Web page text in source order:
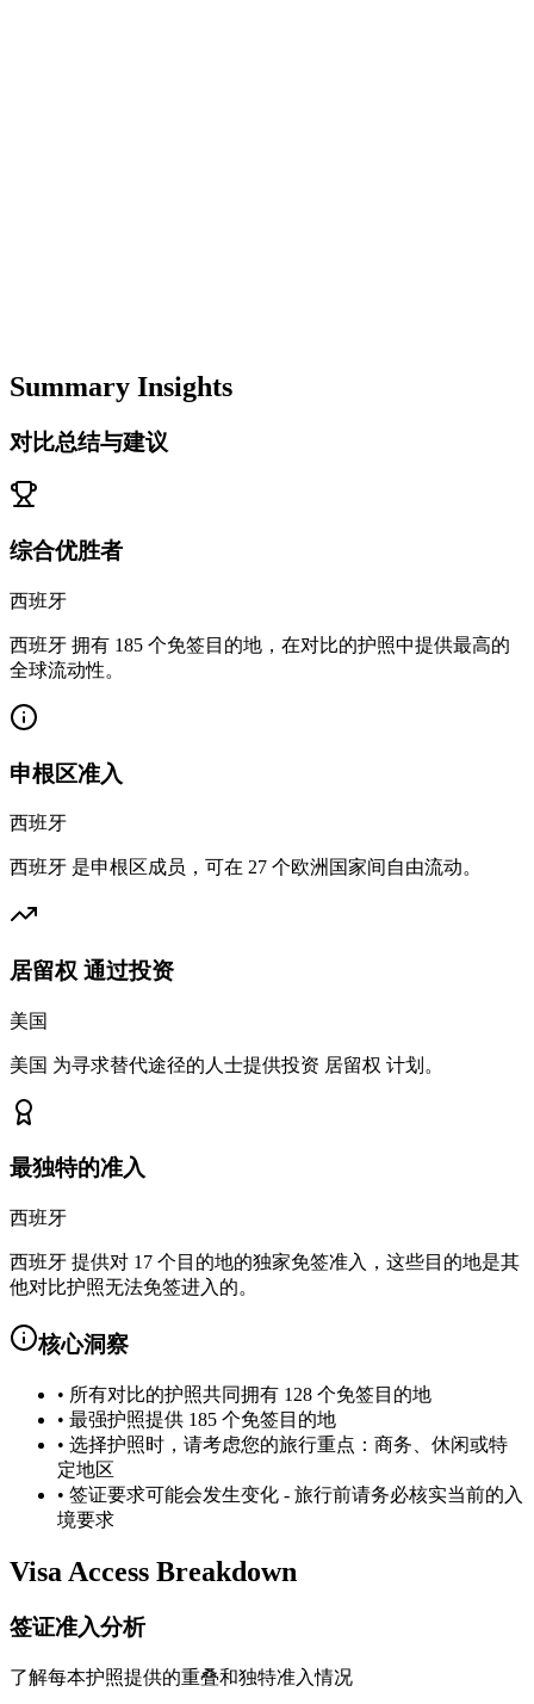
Summary Insights
对比总结与建议
综合优胜者
西班牙
西班牙 拥有 185 个免签目的地，在对比的护照中提供最高的
全球流动性。
申根区准入
西班牙
西班牙 是申根区成员，可在 27 个欧洲国家间自由流动。
居留权 通过投资
美国
美国 为寻求替代途径的人士提供投资 居留权 计划。
最独特的准入
西班牙
西班牙 提供对 17 个目的地的独家免签准入，这些目的地是其
他对比护照无法免签进入的。
核心洞察
• 所有对比的护照共同拥有 128 个免签目的地
• 最强护照提供 185 个免签目的地
• 选择护照时，请考虑您的旅行重点：商务、休闲或特
定地区
• 签证要求可能会发生变化 - 旅行前请务必核实当前的入
境要求
Visa Access Breakdown
签证准入分析
了解每本护照提供的重叠和独特准入情况